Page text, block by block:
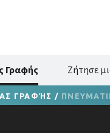
Γραφής Ζήτησε
ΓΡΑΦΉΣ /